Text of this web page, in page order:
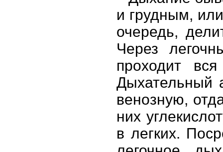
и грудным,
очередь,
Через
проходит
Дыхательный
венозную,
них
в легких.